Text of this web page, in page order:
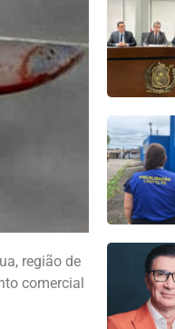
região de
comercial